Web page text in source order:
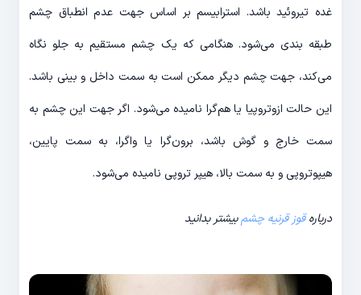
غده تیروئید باشد. استرابیسم بر اساس جهت عدم انطباق چشم
طبقه بندی می‌شود. هنگامی که یک چشم مستقیم به جلو نگاه
می‌کند، جهت چشم دیگر ممکن است به سمت داخل و بینی باشد.
این حالت ازوتروپیا یا هم‌گرا نامیده می‌شود. اگر جهت این چشم به
سمت خارج و گوش باشد، برون‌گرا یا واگرا، به سمت پایین،
هیپوتروپی و به سمت بالا، هیپر تروپی نامیده می‌شود.
دربارهقوز قرنیه چشمبیشتر بدانید